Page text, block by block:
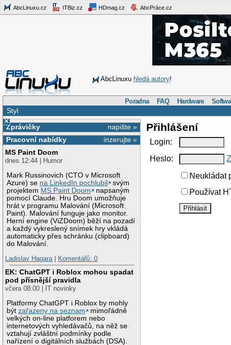
AbcLinuxu.cz ITBiz.cz HDmag.cz AbcPráce.cz
AbcLinuxu hledá autory!
Poradna FAQ Hardware
Styl
×
napište »
Zprávičky
inzerujte »
Pracovní nabídky
MS Paint Doom
dnes 12:44 | Humor
Mark Russinovich (CTO v Microsoft
Azure) se na LinkedIn pochlubil
svým
projektem MS Paint Doom
napsaným
pomocí Claude. Hru Doom umožňuje
hrát v programu Malování (Microsoft
Paint). Malování funguje jako monitor.
Herní engine (ViZDoom) běží na pozadí
a každý vykreslený snímek hry vkládá
automaticky přes schránku (clipboard)
do Malování.
Ladislav Hagara| Komentářů: 0
EK: ChatGPT i Roblox mohou spadat
pod přísnější pravidla
včera 08:00 | IT novinky
Platformy ChatGPT i Roblox by mohly
býtzařazeny na seznam
mimořádně
velkých on-line platforem nebo
internetových vyhledávačů, na něž se
vztahují zvláštní podmínky podle
nařízení o digitálních službách (DSA).
Přihlášení
Login:
Heslo:
Neukládat
Používat